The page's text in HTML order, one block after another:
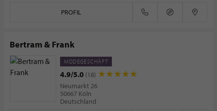
PROFIL
Bertram & Frank
MODEGESCHÄFT
4.9/5.0 (18)
Neumarkt 26
50667 Köln
Deutschland